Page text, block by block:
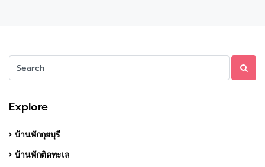
Explore
บ้านพักกุยบุรี
บ้านพักติดทะเล